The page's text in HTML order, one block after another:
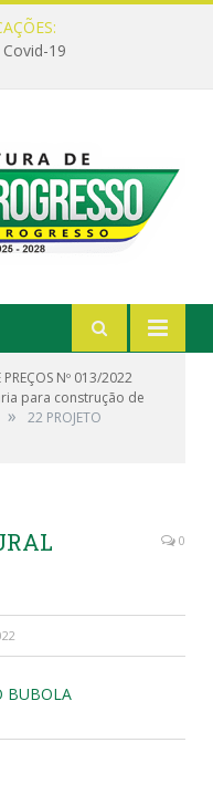
19
Nº 013/2022
para construção de
»
22 PROJETO
0
BUBOLA